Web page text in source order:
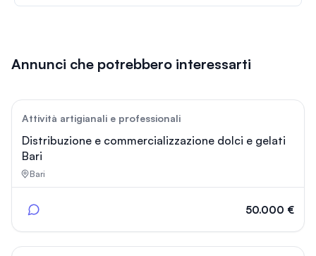
Annunci che potrebbero interessarti
Attività artigianali e professionali
Distribuzione e commercializzazione dolci e gelati
Bari
Bari
50.000 €